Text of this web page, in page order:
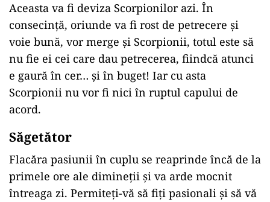
Aceasta va fi deviza Scorpionilor azi. În
consecință, oriunde va fi rost de petrecere și
voie bună, vor merge și Scorpionii, totul este să
nu fie ei cei care dau petrecerea, fiindcă atunci
e gaură în cer… și în buget! Iar cu asta
Scorpionii nu vor fi nici în ruptul capului de
acord.
Săgetător
Flacăra pasiunii în cuplu se reaprinde încă de la
primele ore ale dimineții și va arde mocnit
întreaga zi. Permiteți-vă să fiți pasionali și să vă